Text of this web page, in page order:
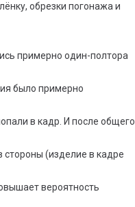
обрезки погонажа и
примерно один-полтора
было примерно
в кадр. И после общего
стороны (изделие в кадре
вероятность